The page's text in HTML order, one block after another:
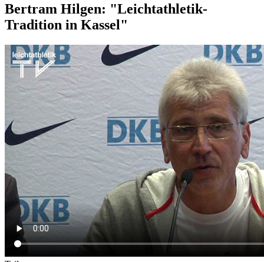
Bertram Hilgen: "Leichtathletik-
Tradition in Kassel"